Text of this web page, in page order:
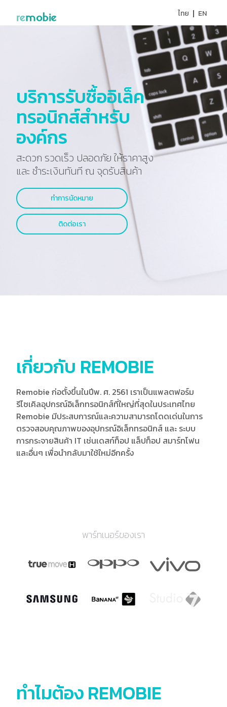
ไทย EN
บริการรับซื้ออิเล็ค
ทรอนิกส์สำหรับ
องค์กร
สะดวก รวดเร็ว ปลอดภัย ให้ราคาสูง
และ ชำระเงินทันที ณ จุดรับสินค้า
ทำการนัดหมาย
ติดต่อเรา
เกี่ยวกับ REMOBIE
Remobie ก่อตั้งขึ้นในปีพ. ศ. 2561 เราเป็นแพลตฟอร์ม
รีไซเคิลอุปกรณ์อิเล็กทรอนิกส์ที่ใหญ่ที่สุดในประเทศไทย
Remobie มีประสบการณ์และความสามารถโดดเด่นในการ
ตรวจสอบคุณภาพของอุปกรณ์อิเล็กทรอนิกส์ และ ระบบ
การกระจายสินค้า IT เช่นเดสก์ท็อป แล็ปท็อป สมาร์ทโฟน
และอื่นๆ เพื่อนำกลับมาใช้ใหม่อีกครั้ง
พาร์ทเนอร์ของเรา
ทำไมต้อง REMOBIE